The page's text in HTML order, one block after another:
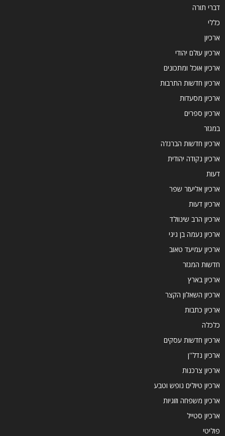
דברי תורה
כללי
ארכיון
ארכיון עולם יהודי
ארכיון אוכל ומתכונים
ארכיון חדשות התרבות
ארכיון מסעדות
ארכיון ספרים
במגזר
ארכיון חדשות הברנז'ה
ארכיון נקודה יהודית
דעות
ארכיון אליעזר שפר
ארכיון דעות
ארכיון הרב שינוולד
ארכיון נעמה בן גיגי
ארכיון עמיעד טאוב
חדשות המגזר
ארכיון בארץ
ארכיון השאלון הקצר
ארכיון כתבות
כלכלה
ארכיון חדשות עסקים
ארכיון נדל''ן
ארכיון צרכנות
ארכיון טיולים נופש וטבע
ארכיון משפחה וזוגיות
ארכיון סטייל
פוליטי